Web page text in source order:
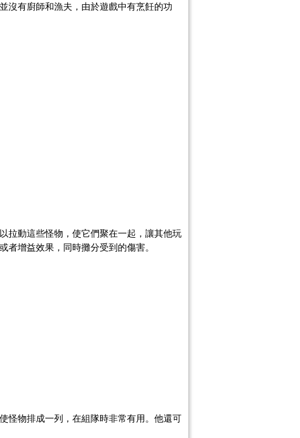
沒有廚師和漁夫，由於遊戲中有烹飪的功
拉動這些怪物，使它們聚在一起，讓其他玩
者增益效果，同時攤分受到的傷害。
物排成一列，在組隊時非常有用。他還可